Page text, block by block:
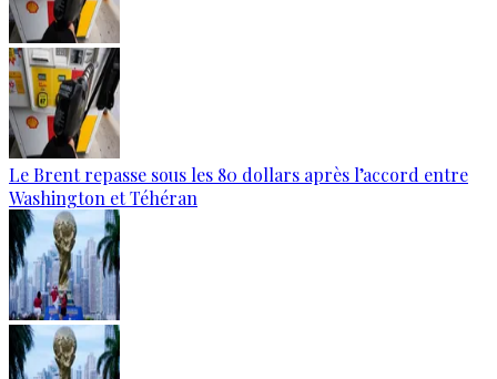
Le Brent repasse sous les 80 dollars après l’accord entre
Washington et Téhéran